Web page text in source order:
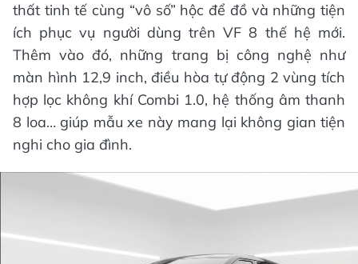
thất tinh tế cùng “vô số” hộc để đồ và những tiện
ích phục vụ người dùng trên VF 8 thế hệ mới.
Thêm vào đó, những trang bị công nghệ như
màn hình 12,9 inch, điều hòa tự động 2 vùng tích
hợp lọc không khí Combi 1.0, hệ thống âm thanh
8 loa… giúp mẫu xe này mang lại không gian tiện
nghi cho gia đình.